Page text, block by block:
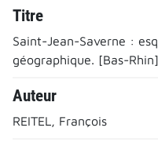
Titre
Saint-Jean-Saverne :
géographique. [Bas-Rhin].
Auteur
REITEL, François